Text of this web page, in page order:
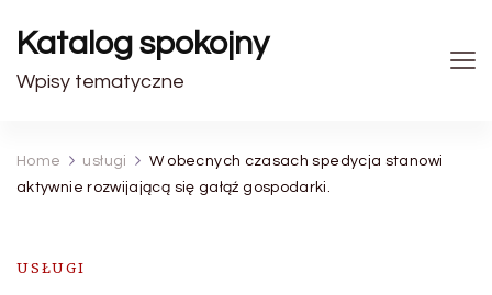
Katalog spokojny
Wpisy tematyczne
Home usługi
W obecnych czasach spedycja stanowi
aktywnie rozwijającą się gałąź gospodarki.
USŁUGI